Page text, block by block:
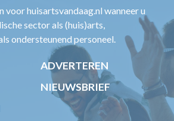
voor huisartsvandaag.nl wanneer u
sector als (huis)arts,
ondersteunend personeel.
ADVERTEREN
NIEUWSBRIEF